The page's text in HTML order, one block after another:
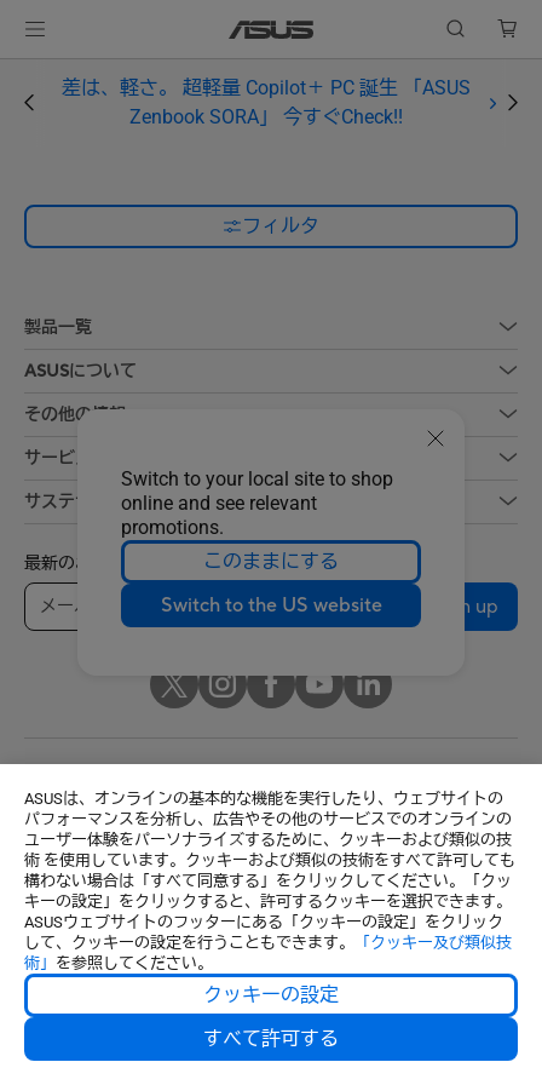
ASUSは、オンラインの基本的な機能を実行したり、ウェブサイトの
パフォーマンスを分析し、広告やその他のサービスでのオンラインの
ユーザー体験をパーソナライズするために、クッキーおよび類似の技
術 を使用しています。クッキーおよび類似の技術をすべて許可しても
構わない場合は「すべて同意する」をクリックしてください。「クッ
キーの設定」をクリックすると、許可するクッキーを選択できます。
ASUSウェブサイトのフッターにある「クッキーの設定」をクリック
して、クッキーの設定を行うこともできます。
「クッキー及び類似技
術」 を参照してください。
クッキーの設定
すべて許可する
Switch to your local site to shop
online and see relevant
promotions.
このままにする
Switch to the US website
差は、軽さ。 超軽量 Copilot＋ PC 誕生 「ASUS
Zenbook SORA」 今すぐCheck!!
フィルタ
製品一覧
ASUSについて
その他の情報
サービス
サステナビリティ
最新のお得情報などを手に入れよう
Sign up
© ASUSTeK Computer Inc. All rights reserved.
ご利用条件
個人情報保護方針
特定商取引法に基づく表記
クッキーの設定